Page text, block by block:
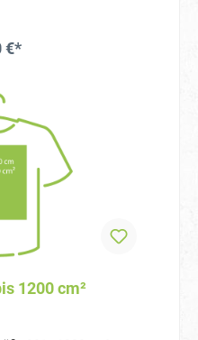
€*
1200 cm²